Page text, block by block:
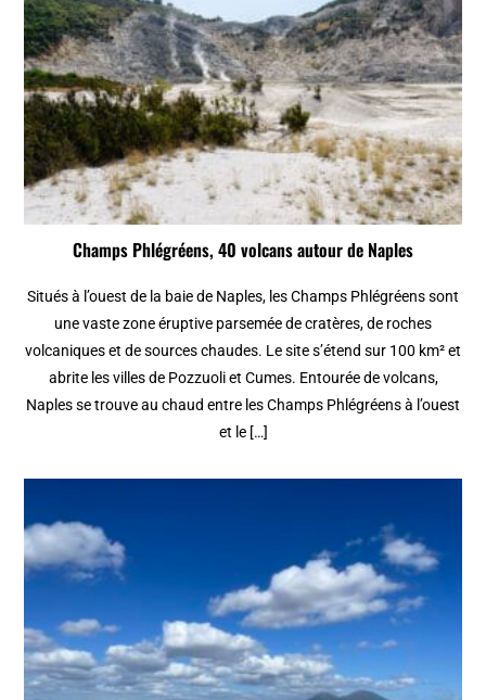
Champs Phlégréens, 40 volcans autour de Naples
Situés à l’ouest de la baie de Naples, les Champs Phlégréens sont
une vaste zone éruptive parsemée de cratères, de roches
volcaniques et de sources chaudes. Le site s’étend sur 100 km² et
abrite les villes de Pozzuoli et Cumes. Entourée de volcans,
Naples se trouve au chaud entre les Champs Phlégréens à l’ouest
et le […]